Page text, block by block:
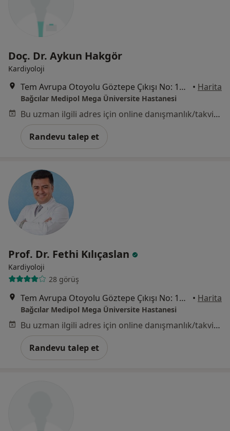
Doç. Dr. Aykun Hakgör
Kardiyoloji
Tem Avrupa Otoyolu Göztepe Çıkışı No: 1Bağcılar, İstanbul • Harita
Bağcılar Medipol Mega Üniversite Hastanesi
Bu uzman ilgili adres için online danışmanlık/takvim sunmuyor.
Randevu talep et
Prof. Dr. Fethi Kılıçaslan
Kardiyoloji
28 görüş
Tem Avrupa Otoyolu Göztepe Çıkışı No: 1Bağcılar, İstanbul • Harita
Bağcılar Medipol Mega Üniversite Hastanesi
Bu uzman ilgili adres için online danışmanlık/takvim sunmuyor.
Randevu talep et